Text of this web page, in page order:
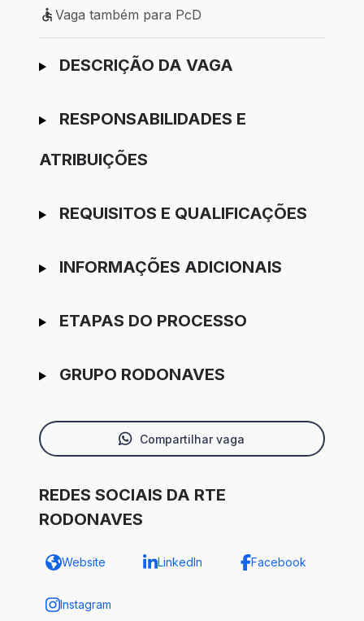
Vaga também para PcD
Vaga também para PcD
Ir para candidatura
DESCRIÇÃO DA VAGA
RESPONSABILIDADES E
ATRIBUIÇÕES
REQUISITOS E QUALIFICAÇÕES
INFORMAÇÕES ADICIONAIS
ETAPAS DO PROCESSO
GRUPO RODONAVES
Compartilhar vaga
REDES SOCIAIS DA RTE
RODONAVES
Website LinkedIn Facebook
Instagram